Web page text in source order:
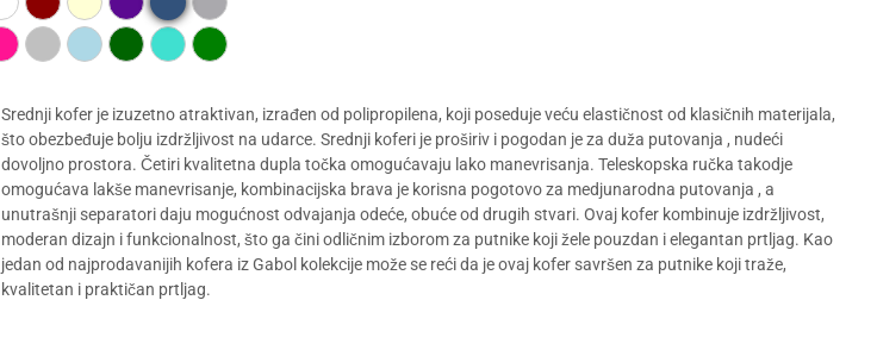
Srednji kofer je izuzetno atraktivan, izrađen od polipropilena, koji poseduje veću elastičnost od klasičnih materijala,
što obezbeđuje bolju izdržljivost na udarce. Srednji koferi je proširiv i pogodan je za duža putovanja , nudeći
dovoljno prostora. Četiri kvalitetna dupla točka omogućavaju lako manevrisanja. Teleskopska ručka takodje
omogućava lakše manevrisanje, kombinacijska brava je korisna pogotovo za medjunarodna putovanja , a
unutrašnji separatori daju mogućnost odvajanja odeće, obuće od drugih stvari. Ovaj kofer kombinuje izdržljivost,
moderan dizajn i funkcionalnost, što ga čini odličnim izborom za putnike koji žele pouzdan i elegantan prtljag. Kao
jedan od najprodavanijih kofera iz Gabol kolekcije može se reći da je ovaj kofer savršen za putnike koji traže,
kvalitetan i praktičan prtljag.